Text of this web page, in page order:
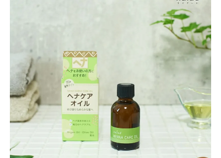
naiad(ナイア
ード) ヘナケア
オイル 45ml
¥1,210 (税込)
ホーム
新商品